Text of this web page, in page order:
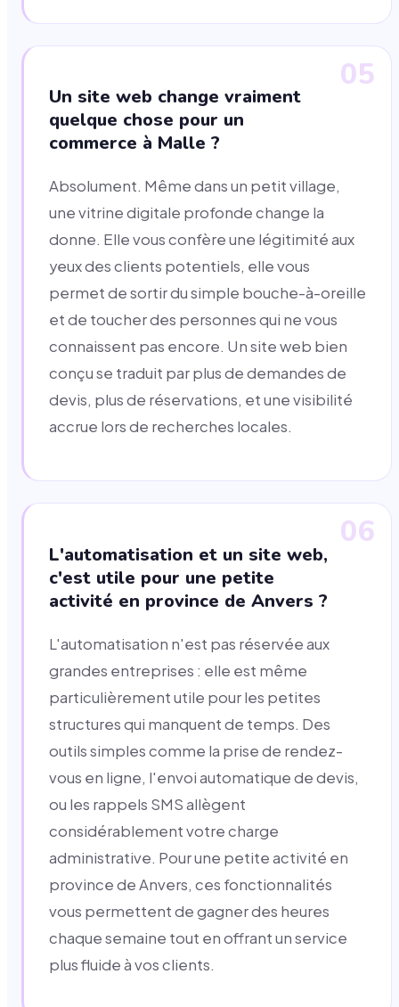
05
Un site web change vraiment
quelque chose pour un
commerce à Malle ?
Absolument. Même dans un petit village,
une vitrine digitale profonde change la
donne. Elle vous confère une légitimité aux
yeux des clients potentiels, elle vous
permet de sortir du simple bouche-à-oreille
et de toucher des personnes qui ne vous
connaissent pas encore. Un site web bien
conçu se traduit par plus de demandes de
devis, plus de réservations, et une visibilité
accrue lors de recherches locales.
06
L'automatisation et un site web,
c'est utile pour une petite
activité en province de Anvers ?
L'automatisation n'est pas réservée aux
grandes entreprises : elle est même
particulièrement utile pour les petites
structures qui manquent de temps. Des
outils simples comme la prise de rendez-
vous en ligne, l'envoi automatique de devis,
ou les rappels SMS allègent
considérablement votre charge
administrative. Pour une petite activité en
province de Anvers, ces fonctionnalités
vous permettent de gagner des heures
chaque semaine tout en offrant un service
plus fluide à vos clients.